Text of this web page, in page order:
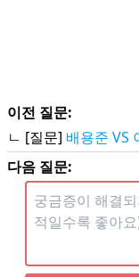
이전 질문:
ㄴ [질문] 배용준 VS
다음 질문: